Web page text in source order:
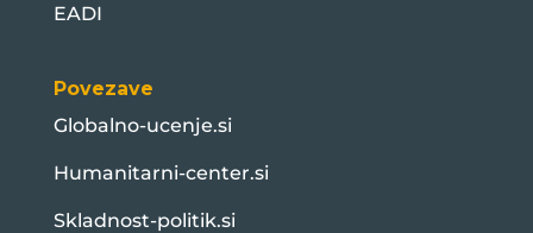
EADI
Povezave
Globalno-ucenje.si
Humanitarni-center.si
Skladnost-politik.si